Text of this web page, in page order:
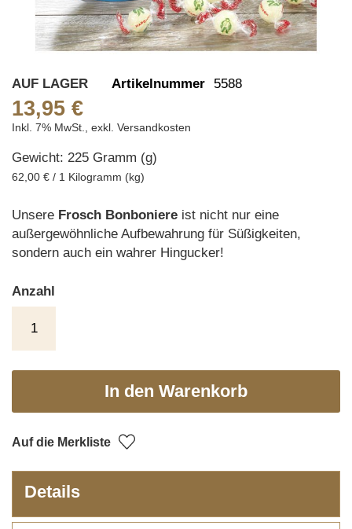
Skip
to
the
of
the
gallery
AUF LAGER Artikelnummer 5588
13,95 €
Inkl. 7% MwSt., exkl. Versandkosten
Gewicht: 225 Gramm (g)
62,00 € / 1 Kilogramm (kg)
Unsere Frosch Bonboniere ist nicht nur eine
außergewöhnliche Aufbewahrung für Süßigkeiten,
sondern auch ein wahrer Hingucker!
Anzahl
In den Warenkorb
Auf die Merkliste
Details